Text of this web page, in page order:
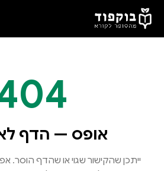
דלג לתוכן הראשי
אופס — הדף
ייתכן שהקישור שגוי או שהדף הוסר.